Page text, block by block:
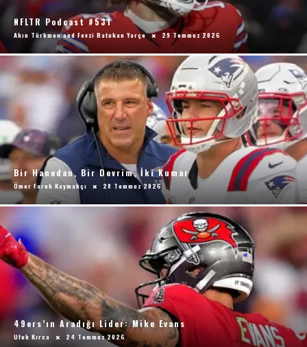
NFLTR Podcast #531
Akın TürkmenandFevzi Batukan Yarçe 29 Temmuz 2026
Bir Hanedan, Bir Devrim, İki Kumar
Ömer Faruk Kaymakçı 28 Temmuz 2026
49ers’ın Aradığı Lider: Mike Evans
Ufuk Kırca 24 Temmuz 2026